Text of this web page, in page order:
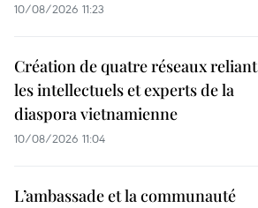
10/08/2026 11:23
Création de quatre réseaux reliant
les intellectuels et experts de la
diaspora vietnamienne
10/08/2026 11:04
L’ambassade et la communauté